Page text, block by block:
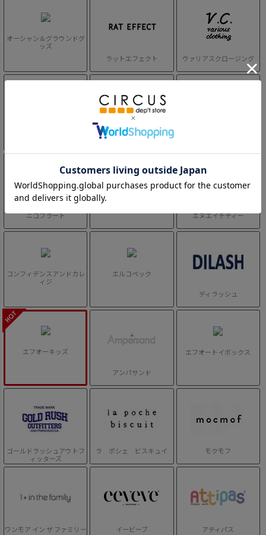
オーシャン＆グラウンドグ
ッズ
ラットエフェクト
ヴァリアスクロージング
ゼロスタンダード
ニコフラート エヌエイチティー
コンフィデンスアンドカレ
ィジ
エルコペック
ディラッシュ
エフオーキッズ
アンパサンド
エフオートイボックス
ゴールドラッシュアウトフ
ィッターズ
ラ ポシェ ビスキュイ モクモフ
ワンモア イン ザ ファミリー イービーブ アティパス